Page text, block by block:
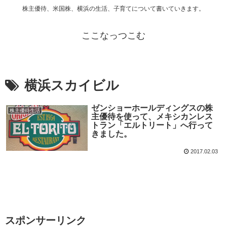
株主優待、米国株、横浜の生活、子育てについて書いていきます。
ここなっつこむ
横浜スカイビル
株主優待生活
ゼンショーホールディングスの株
主優待を使って、メキシカンレス
トラン「エルトリート」へ行って
きました。
2017.02.03
スポンサーリンク